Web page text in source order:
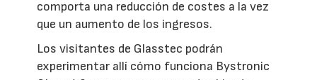
comporta una reducción de costes a la vez
que un aumento de los ingresos.
Los visitantes de Glasstec podrán
experimentar allí cómo funciona Bystronic